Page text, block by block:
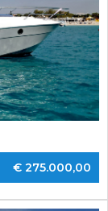
€ 275.000,00